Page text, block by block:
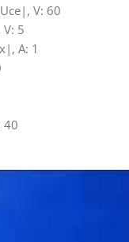
V: 60
5
A: 1
40